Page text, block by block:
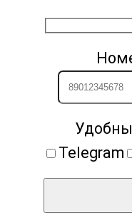
Telegram